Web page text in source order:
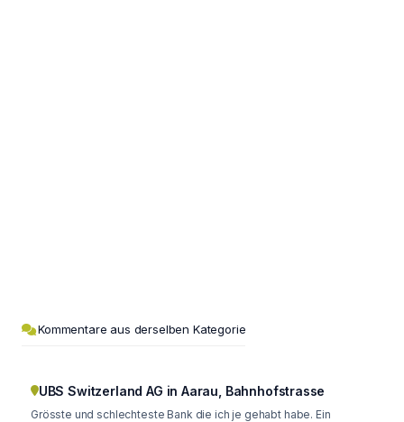
Kommentare aus derselben Kategorie
UBS Switzerland AG in Aarau, Bahnhofstrasse
Grösste und schlechteste Bank die ich je gehabt habe. Ein